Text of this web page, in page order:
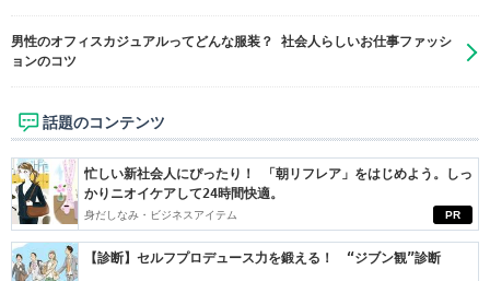
男性のオフィスカジュアルってどんな服装？ 社会人らしいお仕事ファッシ
ョンのコツ
話題のコンテンツ
PR
忙しい新社会人にぴったり！ 「朝リフレア」をはじめよう。しっ
かりニオイケアして24時間快適。
身だしなみ・ビジネスアイテム
【診断】セルフプロデュース力を鍛える！ “ジブン観”診断